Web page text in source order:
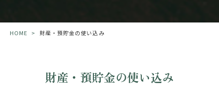
HOME > 財産・預貯金の使い込み
財産・預貯金の使い込み